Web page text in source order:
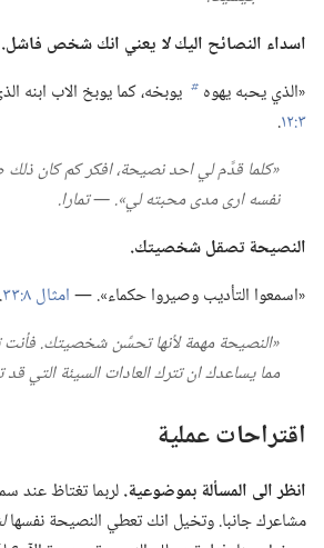
اسداء النصائح اليكلا يعني انك شخص فاشل.‏
‏«الذي يحبه يهوه b يوبخه،‏ كما يوبخ الاب ابنه
٣:‏١٢ ‏.‏
‏«كلما قدَّم لي احد نصيحة،‏ افكر كم كان ذلك
نفسه ارى مدى محبته لي».‏ —‏ تمارا.‏
النصيحة تصقل شخصيتك.‏
‏«اسمعوا التأديب وصيروا حكماء».‏ —‏امثال ٨:‏٣٣
‏.‏
‏«النصيحة مهمة لأنها تحسِّن شخصيتك.‏ فأنت
مما يساعدك ان تترك العادات السيئة التي
اقتراحات عملية
انظر الى المسألة بموضوعية.‏لربما تغتاظ عند
مشاعرك جانبا.‏ وتخيل انك تعطي النصيحة نفسها